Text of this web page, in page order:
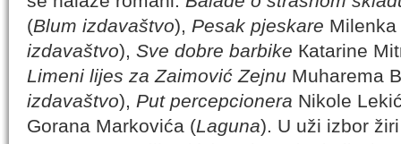
(Blum izdavaštvo), Pesak pjeskare
izdavaštvo), Sve dobre barbike Кatarine
Limeni lijes za Zaimović Zejnu Muharema
izdavaštvo), Put percepcionera Nikole
Gorana Markovića (Laguna). U uži izbor